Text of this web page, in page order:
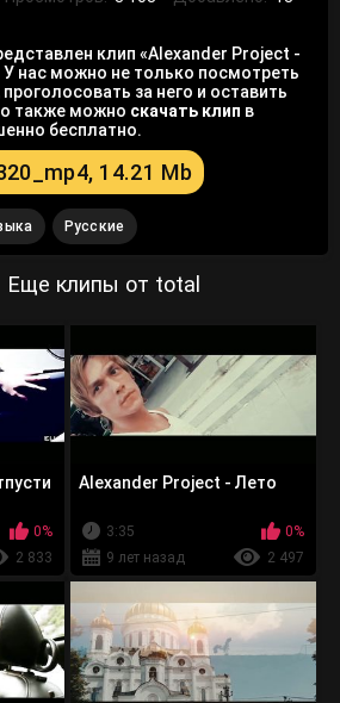
клип «Alexander Project -
нас можно не только посмотреть
за него и оставить
также можно скачать клип в
бесплатно.
14.21 Mb
Русские
Еще клипы от total
0%
2 833
Alexander Project - Лето
3:35
0%
9 лет назад
2 497